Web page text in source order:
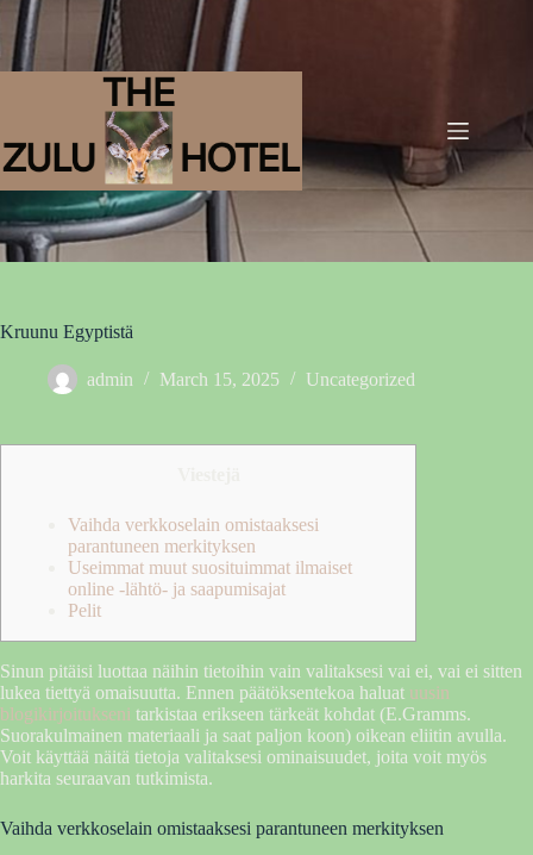
Kruunu Egyptistä
admin March 15, 2025 Uncategorized
Vaihda verkkoselain omistaaksesi
parantuneen merkityksen
Useimmat muut suosituimmat ilmaiset
online -lähtö- ja saapumisajat
Pelit
Sinun pitäisi luottaa näihin tietoihin vain valitaksesi vai ei, vai ei sitten
lukea tiettyä omaisuutta. Ennen päätöksentekoa haluat uusin
blogikirjoitukseni tarkistaa erikseen tärkeät kohdat (E.Gramms.
Suorakulmainen materiaali ja saat paljon koon) oikean eliitin avulla.
Voit käyttää näitä tietoja valitaksesi ominaisuudet, joita voit myös
harkita seuraavan tutkimista.
Vaihda verkkoselain omistaaksesi parantuneen merkityksen